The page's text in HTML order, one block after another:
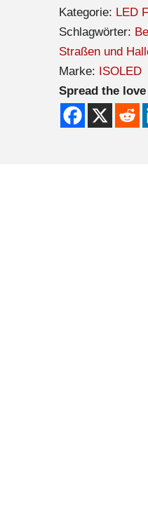
Kategorie: LED
Schlagwörter:
Straßen und
Marke: ISOLED
Spread the love